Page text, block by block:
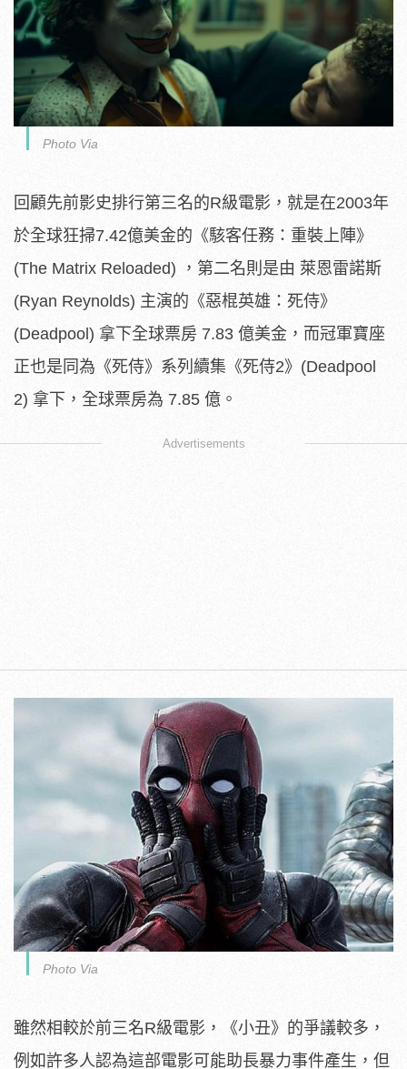
Photo Via
回顧先前影史排行第三名的R級電影，就是在2003年
於全球狂掃7.42億美金的《駭客任務：重裝上陣》
(The Matrix Reloaded) ，第二名則是由 萊恩雷諾斯
(Ryan Reynolds) 主演的《惡棍英雄：死侍》
(Deadpool) 拿下全球票房 7.83 億美金，而冠軍寶座
正也是同為《死侍》系列續集《死侍2》(Deadpool
2) 拿下，全球票房為 7.85 億。
Advertisements
Photo Via
雖然相較於前三名R級電影，《小丑》的爭議較多，
例如許多人認為這部電影可能助長暴力事件產生，但